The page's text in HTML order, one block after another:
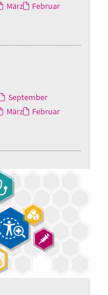
März
Februar
September
März
Februar